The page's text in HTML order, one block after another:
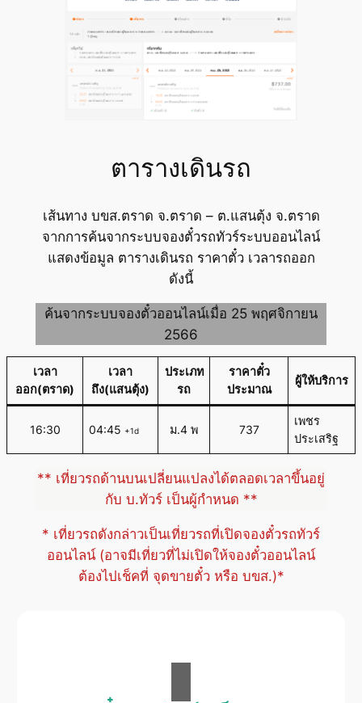
ตารางเดินรถ
เส้นทาง บขส.ตราด จ.ตราด – ต.แสนตุ้ง จ.ตราด
จากการค้นจากระบบจองตั๋วรถทัวร์ระบบออนไลน์
แสดงข้อมูล ตารางเดินรถ ราคาตั๋ว เวลารถออก
ดังนี้
ค้นจากระบบจองตั๋วออนไลน์เมื่อ 25 พฤศจิกายน
2566
เวลา
ออก(ตราด)
เวลา
ถึง(แสนตุ้ง)
ประเภท
รถ
ราคาตั๋ว
ประมาณ
ผู้ให้บริการ
16:30 04:45 +1d ม.4 พ 737
เพชร
ประเสริฐ
** เที่ยวรถด้านบนเปลี่ยนแปลงได้ตลอดเวลาขึ้นอยู่
กับ บ.ทัวร์ เป็นผู้กำหนด **
* เที่ยวรถดังกล่าวเป็นเที่ยวรถที่เปิดจองตั๋วรถทัวร์
ออนไลน์ (อาจมีเที่ยวที่ไม่เปิดให้จองตั๋วออนไลน์
ต้องไปเช็คที่ จุดขายตั๋ว หรือ บขส.)*